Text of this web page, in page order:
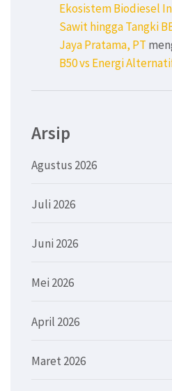
Ekosistem Biodiesel
Sawit hingga Tangki
Jaya Pratama, PT
B50 vs Energi
Arsip
Agustus 2026
Juli 2026
Juni 2026
Mei 2026
April 2026
Maret 2026